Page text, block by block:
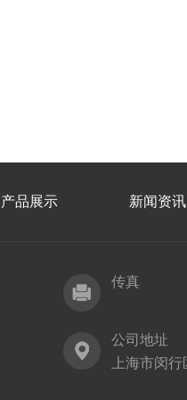
产品展示 新闻资讯
传真
公司地址